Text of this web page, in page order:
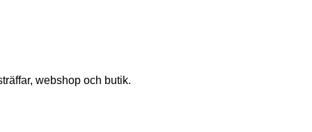
webshop och butik.